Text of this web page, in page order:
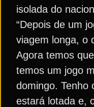
isolada do
“Depois de um
viagem longa, o
Agora temos
temos um jogo
domingo. Tenho
estará lotada e,